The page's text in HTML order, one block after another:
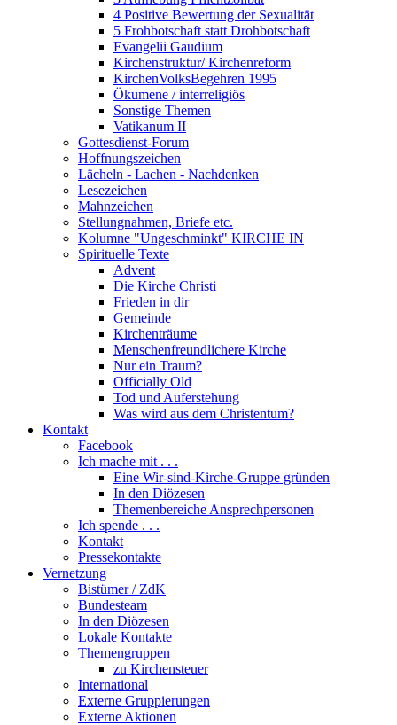
4 Positive Bewertung der Sexualität
5 Frohbotschaft statt Drohbotschaft
Evangelii Gaudium
Kirchenstruktur/ Kirchenreform
KirchenVolksBegehren 1995
Ökumene / interreligiös
Sonstige Themen
Vatikanum II
Gottesdienst-Forum
Hoffnungszeichen
Lächeln - Lachen - Nachdenken
Lesezeichen
Mahnzeichen
Stellungnahmen, Briefe etc.
Kolumne "Ungeschminkt" KIRCHE IN
Spirituelle Texte
Advent
Die Kirche Christi
Frieden in dir
Gemeinde
Kirchenträume
Menschenfreundlichere Kirche
Nur ein Traum?
Officially Old
Tod und Auferstehung
Was wird aus dem Christentum?
Kontakt
Facebook
Ich mache mit . . .
Eine Wir-sind-Kirche-Gruppe gründen
In den Diözesen
Themenbereiche Ansprechpersonen
Ich spende . . .
Kontakt
Pressekontakte
Vernetzung
Bistümer / ZdK
Bundesteam
In den Diözesen
Lokale Kontakte
Themengruppen
zu Kirchensteuer
International
Externe Gruppierungen
Externe Aktionen